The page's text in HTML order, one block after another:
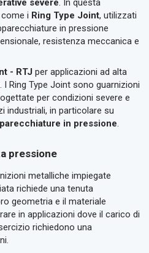
severe. In questa
i Ring Type Joint, utilizzati
in pressione
resistenza meccanica e
- RTJ per applicazioni ad alta
Ring Type Joint sono guarnizioni
per condizioni severe e
industriali, in particolare su
in pressione.
pressione
metalliche impiegate
richiede una tenuta
geometria e il materiale
in applicazioni dove il carico di
richiedono una